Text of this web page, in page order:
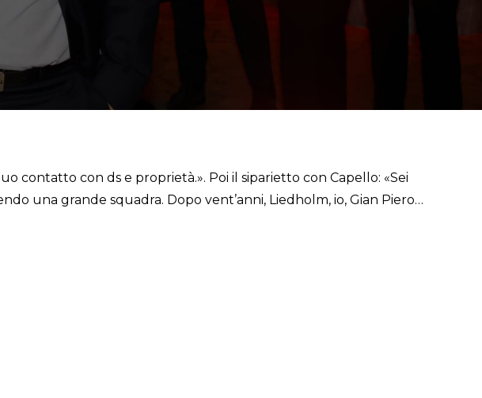
contatto con ds e proprietà.». Poi il siparietto con Capello: «Sei
una grande squadra. Dopo vent’anni, Liedholm, io, Gian Piero…